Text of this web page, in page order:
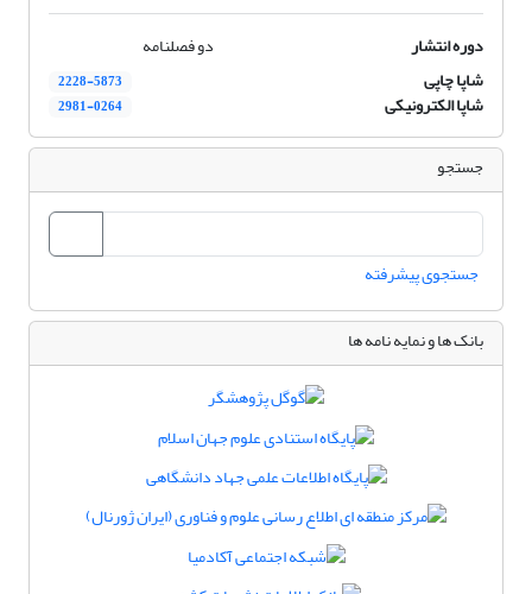
دوره انتشار
دو فصلنامه
شاپا چاپی
2228-5873
شاپا الکترونیکی 2981-0264
جستجو
جستجوی پیشرفته
بانک ها و نمایه نامه ها